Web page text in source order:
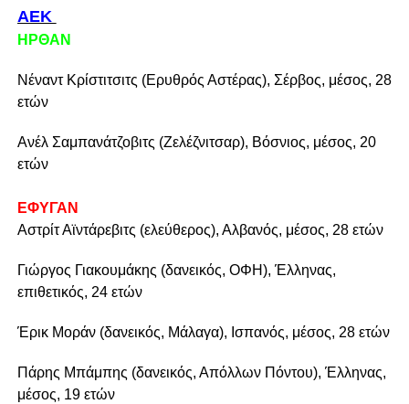
ΑΕΚ
ΗΡΘΑΝ
Νέναντ Κρίστιτσιτς (Ερυθρός Αστέρας), Σέρβος, μέσος, 28
ετών
Ανέλ Σαμπανάτζοβιτς (Ζελέζνιτσαρ), Βόσνιος, μέσος, 20
ετών
ΕΦΥΓΑΝ
Αστρίτ Αϊντάρεβιτς (ελεύθερος), Αλβανός, μέσος, 28 ετών
Γιώργος Γιακουμάκης (δανεικός, ΟΦΗ), Έλληνας,
επιθετικός, 24 ετών
Έρικ Μοράν (δανεικός, Μάλαγα), Ισπανός, μέσος, 28 ετών
Πάρης Μπάμπης (δανεικός, Απόλλων Πόντου), Έλληνας,
μέσος, 19 ετών